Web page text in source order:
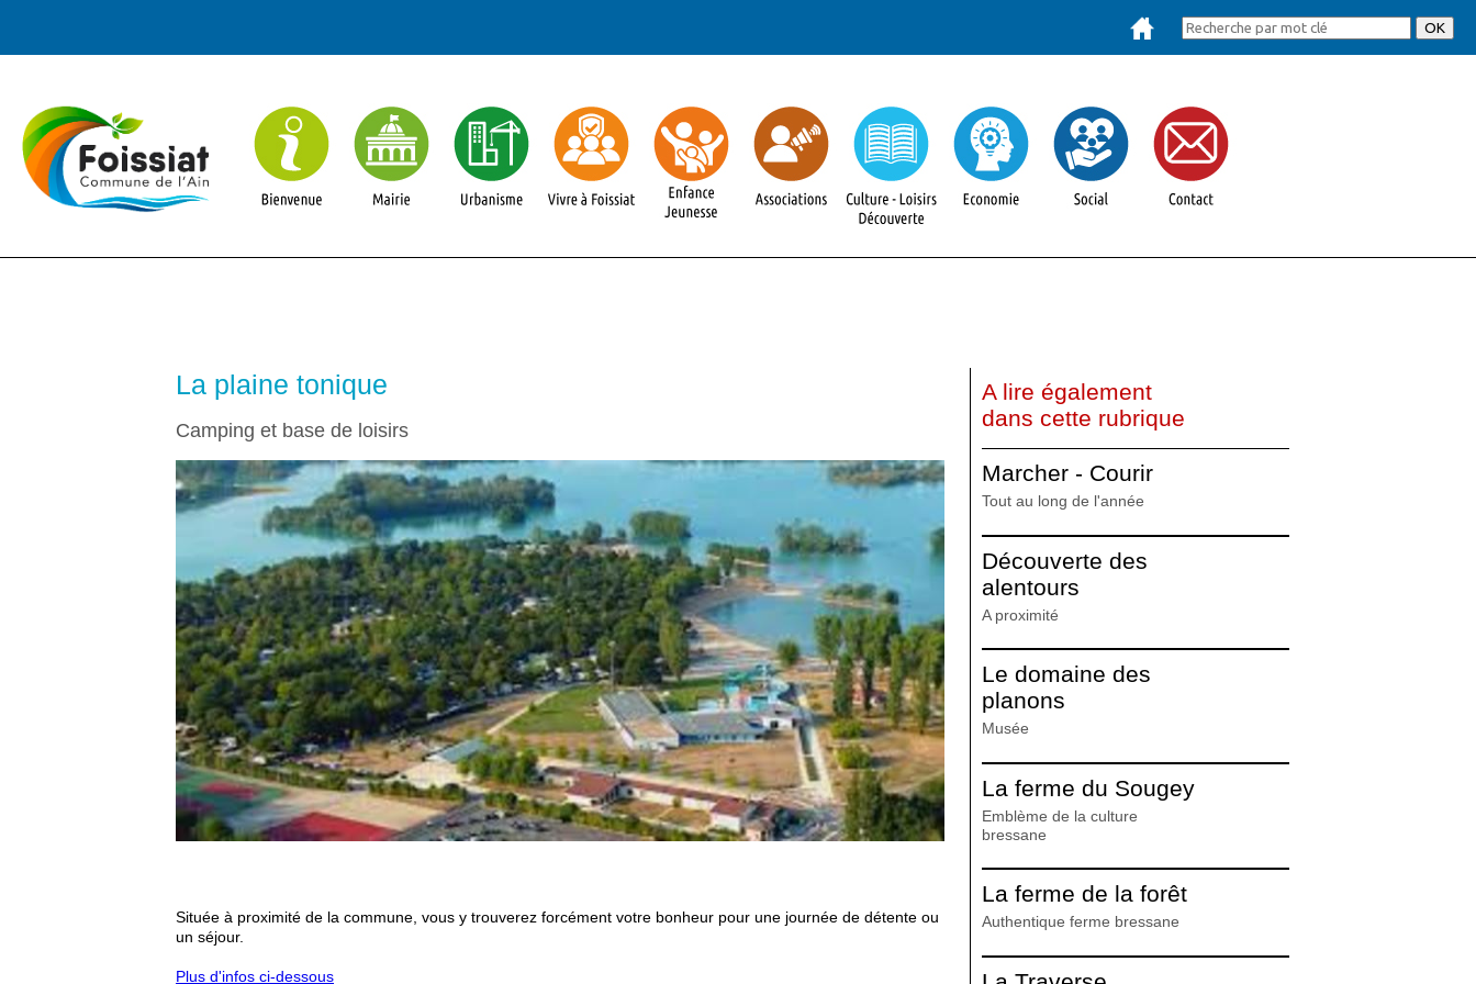
La plaine tonique
Camping et base de loisirs
Située à proximité de la commune, vous y trouverez forcément votre bonheur pour une journée de détente ou
un séjour.
Plus d'infos ci-dessous
A lire également
dans cette rubrique
Marcher - Courir
Tout au long de l'année
Découverte des
alentours
A proximité
Le domaine des
planons
Musée
La ferme du Sougey
Emblème de la culture
bressane
La ferme de la forêt
Authentique ferme bressane